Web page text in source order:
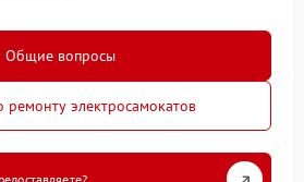
Общие вопросы
ремонту электросамокатов